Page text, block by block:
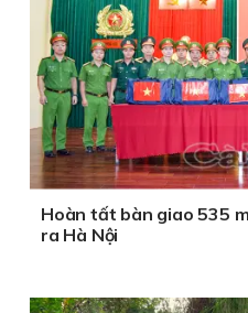
Hoàn tất bàn giao 535
ra Hà Nội